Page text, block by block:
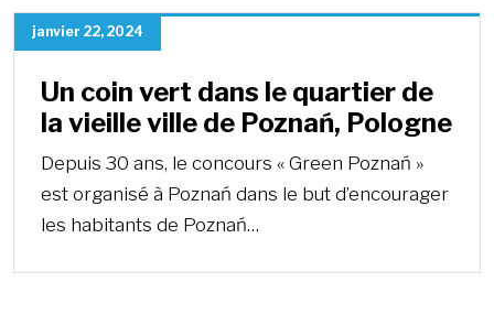
janvier 22, 2024
Un coin vert dans le quartier de
la vieille ville de Poznań, Pologne
Depuis 30 ans, le concours « Green Poznań »
est organisé à Poznań dans le but d’encourager
les habitants de Poznań…